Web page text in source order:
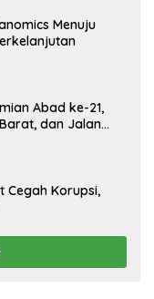
Menuju
Abad ke-21,
dan Jalan
Cegah Korupsi,